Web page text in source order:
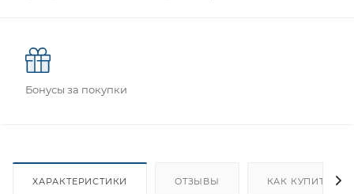
Бонусы за покупки
ХАРАКТЕРИСТИКИ ОТЗЫВЫ КАК КУПИТЬ